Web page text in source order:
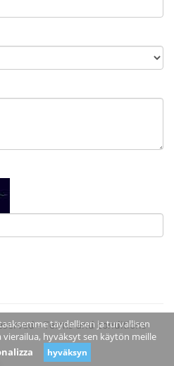
-Terms and conditions
täydellisen ja turvallisen
hyväksyt sen käytön meille
hyväksyn